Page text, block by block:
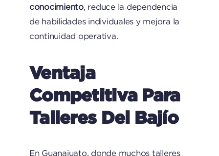
conocimiento, reduce la dependencia
de habilidades individuales y mejora la
continuidad operativa.
Ventaja
Competitiva Para
Talleres Del Bajío
En Guanajuato, donde muchos talleres